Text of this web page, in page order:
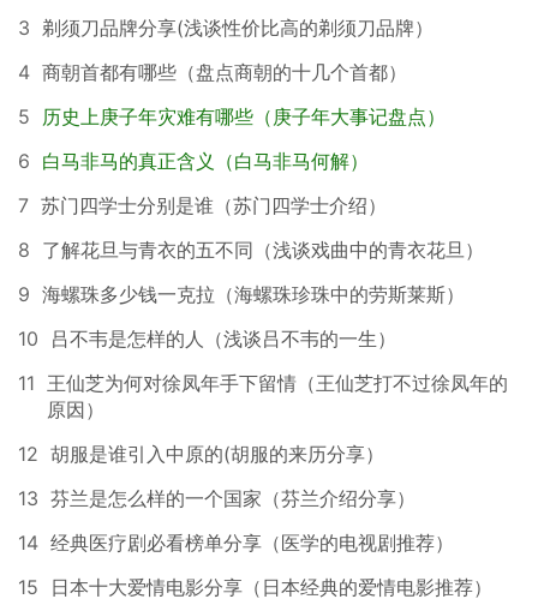
3 剃须刀品牌分享(浅谈性价比高的剃须刀品牌）
4 商朝首都有哪些（盘点商朝的十几个首都）
5 历史上庚子年灾难有哪些（庚子年大事记盘点）
6 白马非马的真正含义（白马非马何解）
7 苏门四学士分别是谁（苏门四学士介绍）
8 了解花旦与青衣的五不同（浅谈戏曲中的青衣花旦）
9 海螺珠多少钱一克拉（海螺珠珍珠中的劳斯莱斯）
10
吕不韦是怎样的人（浅谈吕不韦的一生）
11 王仙芝为何对徐凤年手下留情（王仙芝打不过徐凤年的
原因）
12 胡服是谁引入中原的(胡服的来历分享）
13 芬兰是怎么样的一个国家（芬兰介绍分享）
14 经典医疗剧必看榜单分享（医学的电视剧推荐）
15
日本十大爱情电影分享（日本经典的爱情电影推荐）